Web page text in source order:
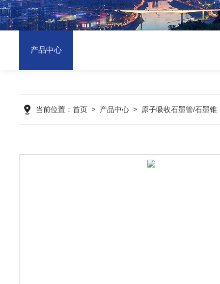
产品中心
当前位置： 首页 > 产品中心 > 原子吸收石墨管/石墨锥